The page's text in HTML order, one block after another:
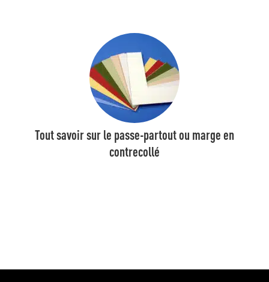
Tout savoir sur le passe-partout ou marge en
contrecollé